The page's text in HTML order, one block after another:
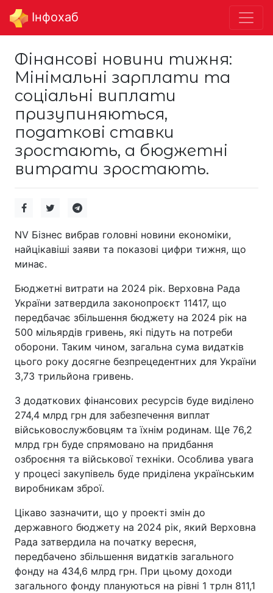
Інфохаб
Фінансові новини тижня:
Мінімальні зарплати та
соціальні виплати
призупиняються,
податкові ставки
зростають, а бюджетні
витрати зростають.
NV Бізнес вибрав головні новини економіки,
найцікавіші заяви та показові цифри тижня, що
минає.
Бюджетні витрати на 2024 рік. Верховна Рада
України затвердила законопроєкт 11417, що
передбачає збільшення бюджету на 2024 рік на
500 мільярдів гривень, які підуть на потреби
оборони. Таким чином, загальна сума видатків
цього року досягне безпрецедентних для України
3,73 трильйона гривень.
З додаткових фінансових ресурсів буде виділено
274,4 млрд грн для забезпечення виплат
військовослужбовцям та їхнім родинам. Ще 76,2
млрд грн буде спрямовано на придбання
озброєння та військової техніки. Особлива увага
у процесі закупівель буде приділена українським
виробникам зброї.
Цікаво зазначити, що у проекті змін до
державного бюджету на 2024 рік, який Верховна
Рада затвердила на початку вересня,
передбачено збільшення видатків загального
фонду на 434,6 млрд грн. При цьому доходи
загального фонду плануються на рівні 1 трлн 811,1